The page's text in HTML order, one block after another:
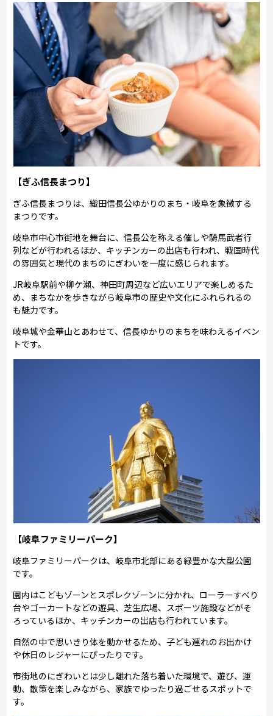
【ぎふ信長まつり】
ぎふ信長まつりは、織田信長公ゆかりのまち・岐阜を象徴する
まつりです。
岐阜市中心市街地を舞台に、信長公を称える催しや騎馬武者行
列などが行われるほか、キッチンカーの出店も行われ、戦国時代
の雰囲気と現代のまちのにぎわいを一度に感じられます。
JR岐阜駅前や柳ケ瀬、神田町周辺など広いエリアで楽しめるた
め、まちなかを歩きながら岐阜市の歴史や文化にふれられるの
も魅力です。
岐阜城や金華山とあわせて、信長ゆかりのまちを味わえるイベン
トです。
【岐阜ファミリーパーク】
岐阜ファミリーパークは、岐阜市北部にある緑豊かな大型公園
です。
園内はこどもゾーンとスポレクゾーンに分かれ、ローラーすべり
台やゴーカートなどの遊具、芝生広場、スポーツ施設などがそ
ろっているほか、キッチンカーの出店も行われています。
自然の中で思いきり体を動かせるため、子ども連れのお出かけ
や休日のレジャーにぴったりです。
市街地のにぎわいとは少し離れた落ち着いた環境で、遊び、運
動、散策を楽しみながら、家族でゆったり過ごせるスポットで
す。